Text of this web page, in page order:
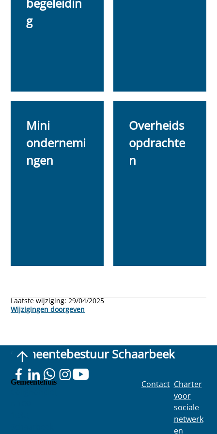
begeleidin
g
Mini
ondernemi
ngen
Overheids
opdrachte
n
Laatste wijziging:29/04/2025
Wijzigingen doorgeven
Gemeentebestuur Schaarbeek
Gemeentehuis Contact Charter
voor
sociale
netwerk
en